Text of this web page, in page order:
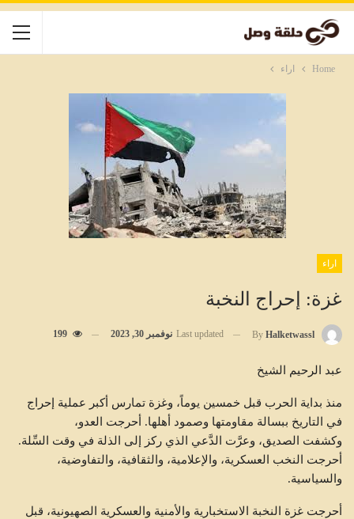
Home اراء
اراء
غزة: إحراج النخبة
By Halketwassl
Last updated نوفمبر 30, 2023 199
عبد الرحيم الشيخ
منذ بداية الحرب قبل خمسين يوماً، وغزة تمارس أكبر عملية إحراج
في التاريخ ببسالة مقاومتها وصمود أهلها. أحرجت العدو،
وكشفت الصديق، وعرَّت الدَّعي الذي ركز إلى الذلة في وقت السِّلة.
أحرجت النخب العسكرية، والإعلامية، والثقافية، والتفاوضية،
والسياسية.
أحرجت غزة النخبة الاستخبارية والأمنية والعسكرية الصهيونية، قبل